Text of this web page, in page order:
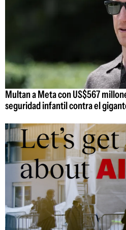
Multan a Meta con US$567
seguridad infantil contra el